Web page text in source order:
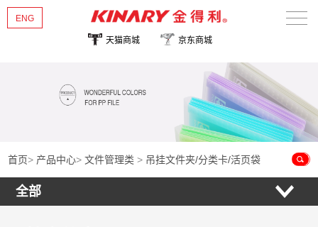
ENG
天猫商城 京东商城
关于金得利
热销新品
产品中心
新闻资讯
首页> 产品中心> 文件管理类 > 吊挂文件夹/分类卡/活页袋
全部